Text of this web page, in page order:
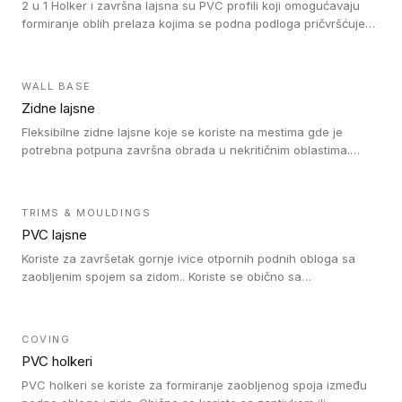
2 u 1 Holker i završna lajsna su PVC profili koji omogućavaju
formiranje oblih prelaza kojima se podna podloga pričvršćuje
WALL BASE
Zidne lajsne
Fleksibilne zidne lajsne koje se koriste na mestima gde je
potrebna potpuna završna obrada u nekritičnim oblastima.
TRIMS & MOULDINGS
PVC lajsne
Koriste za završetak gornje ivice otpornih podnih obloga sa
zaobljenim spojem sa zidom.. Koriste se obično sa
rešenje).
COVING
PVC holkeri
PVC holkeri se koriste za formiranje zaobljenog spoja između